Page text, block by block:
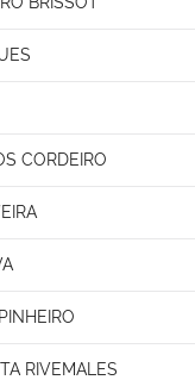
CORDEIRO
RIVEMALES